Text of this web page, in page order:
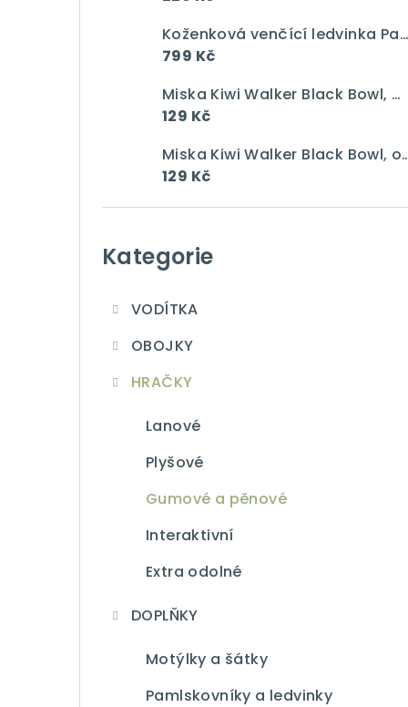
Koženková venčící ledvinka Pawsome gang vínová
799 Kč
Miska Kiwi Walker Black Bowl, modrá, 750 ml
129 Kč
Miska Kiwi Walker
129 Kč
Kategorie
VODÍTKA
OBOJKY
HRAČKY
Lanové
Plyšové
Gumové a pěnové
Interaktivní
Extra odolné
DOPLŇKY
Motýlky a šátky
Pamlskovníky a ledvinky